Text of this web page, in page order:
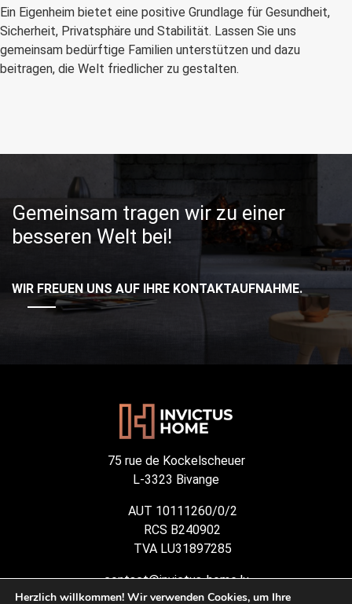
Ein Eigenheim bietet eine positive Grundlage für Gesundheit,
Sicherheit, Privatsphäre und Stabilität. Lassen Sie uns
gemeinsam bedürftige Familien unterstützen und dazu
beitragen, die Welt friedlicher zu gestalten.
Gemeinsam tragen wir zu einer
besseren Welt bei!
WIR FREUEN UNS AUF IHRE KONTAKTAUFNAHME.
75 rue de Kockelscheuer
L-3323 Bivange
AUT 10111260/0/2
RCS B240902
TVA LU31897285
contact@invictus-home.lu
(+352) 691 887 593
Herzlich willkommen! Wir verwenden Cookies, um Ihre